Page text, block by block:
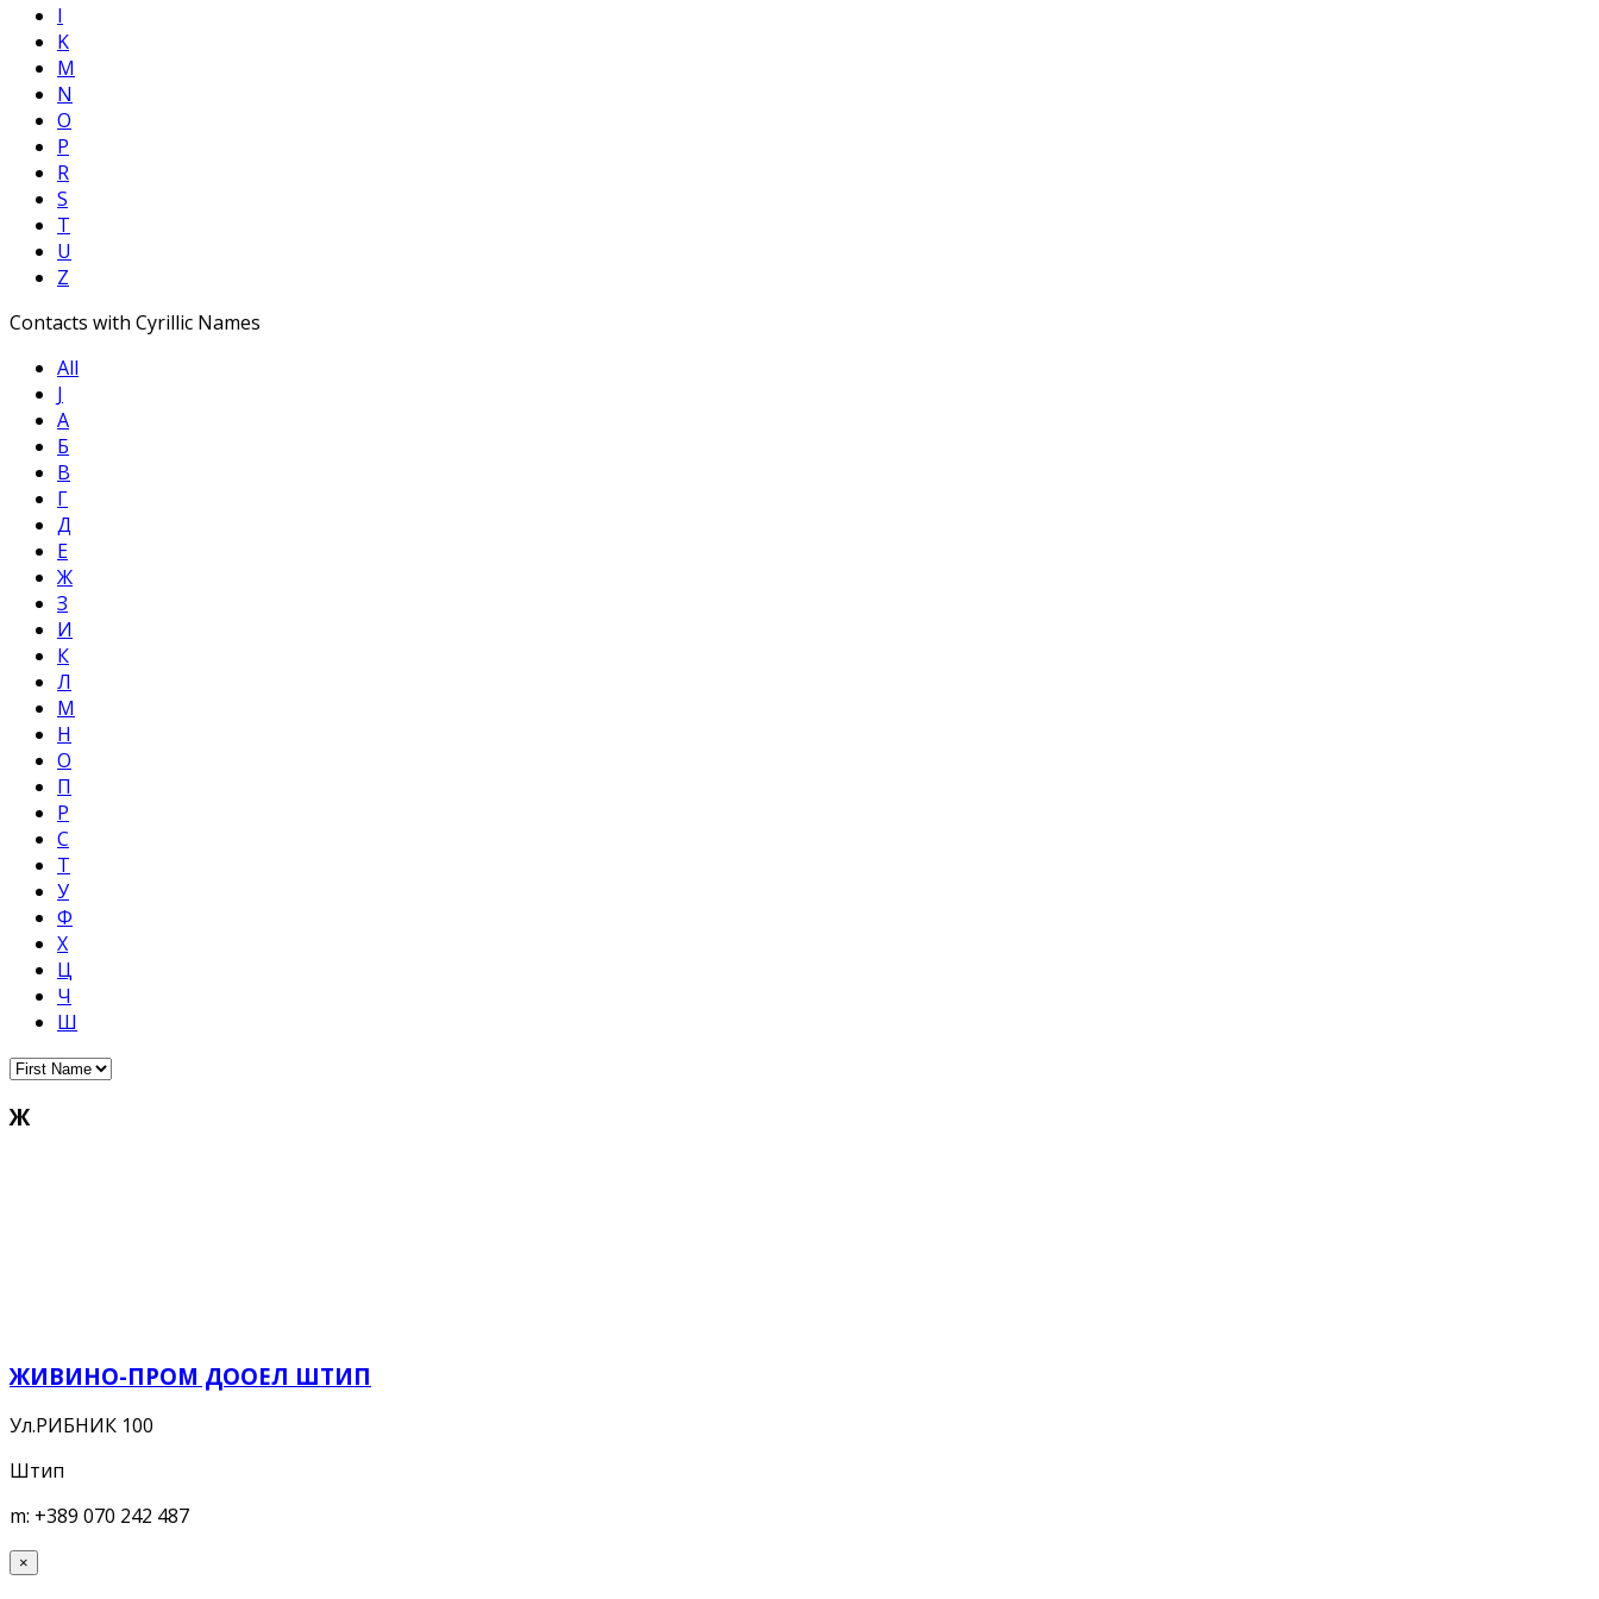
I
K
M
N
O
P
R
S
T
U
Z
Contacts with Cyrillic Names
All
Ј
А
Б
В
Г
Д
Е
Ж
З
И
К
Л
М
Н
О
П
Р
С
Т
У
Ф
Х
Ц
Ч
Ш
Ж
ЖИВИНО-ПРОМ ДООЕЛ ШТИП
Ул.РИБНИК 100
Штип
m: +389 070 242 487
×